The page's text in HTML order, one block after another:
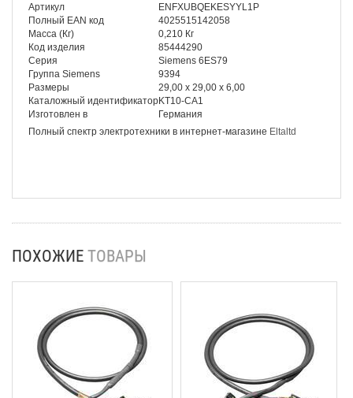
Артикул
ENFXUBQEKESYYL1P
Полный EAN код
4025515142058
Масса (Кг)
0,210 Кг
Код изделия
85444290
Серия
Siemens 6ES79
Группа Siemens
9394
Размеры
29,00 x 29,00 x 6,00
Каталожный идентификаторKT10-CA1
Изготовлен в
Германия
Полный спектр электротехники в интернет-магазине Eltaltd
ПОХОЖИЕ ТОВАРЫ